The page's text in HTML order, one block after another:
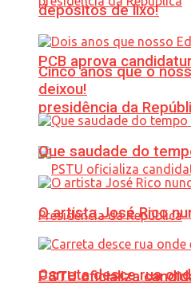
PCB aprova
presidência da
PSTU oficializa
depósitos de lixo!
Cinco anos que o
deixou!
Que saudade do
O artista José Rico
Carreta desce rua